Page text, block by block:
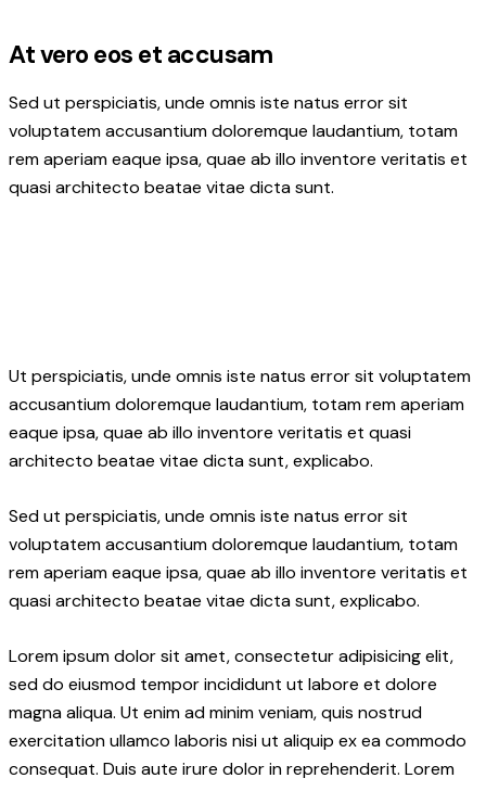
At vero eos et accusam
Sed ut perspiciatis, unde omnis iste natus error sit
voluptatem accusantium doloremque laudantium, totam
rem aperiam eaque ipsa, quae ab illo inventore veritatis et
quasi architecto beatae vitae dicta sunt.
Ut perspiciatis, unde omnis iste natus error sit voluptatem
accusantium doloremque laudantium, totam rem aperiam
eaque ipsa, quae ab illo inventore veritatis et quasi
architecto beatae vitae dicta sunt, explicabo.
Sed ut perspiciatis, unde omnis iste natus error sit
voluptatem accusantium doloremque laudantium, totam
rem aperiam eaque ipsa, quae ab illo inventore veritatis et
quasi architecto beatae vitae dicta sunt, explicabo.
Lorem ipsum dolor sit amet, consectetur adipisicing elit,
sed do eiusmod tempor incididunt ut labore et dolore
magna aliqua. Ut enim ad minim veniam, quis nostrud
exercitation ullamco laboris nisi ut aliquip ex ea commodo
consequat. Duis aute irure dolor in reprehenderit. Lorem